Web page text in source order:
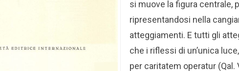
si muove la figura centrale,
ripresentandosi nella
atteggiamenti. E tutti gli
che i riflessi di un’unica
per caritatem operatur (Qal.